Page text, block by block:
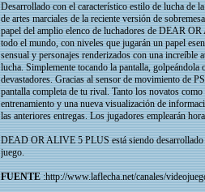
Desarrollado con el característico estilo de lucha
de artes marciales de la reciente versión de
papel del amplio elenco de luchadores de DEAR
todo el mundo, con niveles que jugarán un papel
sensual y personajes renderizados con una increíble
lucha. Simplemente tocando la pantalla,
devastadores. Gracias al sensor de movimiento de
pantalla completa de tu rival. Tanto los novatos
entrenamiento y una nueva visualización de
las anteriores entregas. Los jugadores emplearán
DEAD OR ALIVE 5 PLUS está siendo desarrollado
juego.
FUENTE:http://www.laflecha.net/canales/